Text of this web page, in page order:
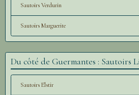
Sautoirs Verdurin
Sautoirs Marguerite
Du côté de Guermantes : Sautoirs
Sautoirs Elstir